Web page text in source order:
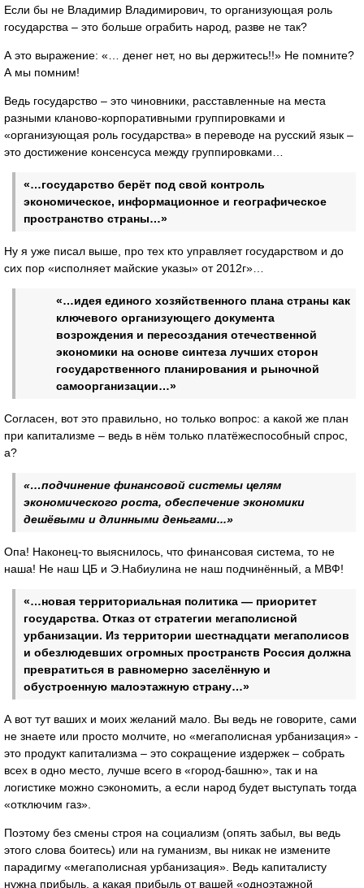
Если бы не Владимир Владимирович, то организующая роль
государства – это больше ограбить народ, разве не так?
А это выражение: «… денег нет, но вы держитесь!!» Не помните?
А мы помним!
Ведь государство – это чиновники, расставленные на места
разными кланово-корпоративными группировками и
«организующая роль государства» в переводе на русский язык –
это достижение консенсуса между группировками…
«…государство берёт под свой контроль
экономическое, информационное и географическое
пространство страны…»
Ну я уже писал выше, про тех кто управляет государством и до
сих пор «исполняет майские указы» от 2012г»…
«…идея единого хозяйственного плана страны как
ключевого организующего документа
возрождения и пересоздания отечественной
экономики на основе синтеза лучших сторон
государственного планирования и рыночной
самоорганизации…»
Согласен, вот это правильно, но только вопрос: а какой же план
при капитализме – ведь в нём только платёжеспособный спрос,
а?
«…подчинение финансовой системы целям
экономического роста, обеспечение экономики
дешёвыми и длинными деньгами...»
Опа! Наконец-то выяснилось, что финансовая система, то не
наша! Не наш ЦБ и Э.Набиулина не наш подчинённый, а МВФ!
«…новая территориальная политика — приоритет
государства. Отказ от стратегии мегаполисной
урбанизации. Из территории шестнадцати мегаполисов
и обезлюдевших огромных пространств Россия должна
превратиться в равномерно заселённую и
обустроенную малоэтажную страну…»
А вот тут ваших и моих желаний мало. Вы ведь не говорите, сами
не знаете или просто молчите, но «мегаполисная урбанизация» -
это продукт капитализма – это сокращение издержек – собрать
всех в одно место, лучше всего в «город-башню», так и на
логистике можно сэкономить, а если народ будет выступать тогда
«отключим газ».
Поэтому без смены строя на социализм (опять забыл, вы ведь
этого слова боитесь) или на гуманизм, вы никак не измените
парадигму «мегаполисная урбанизация». Ведь капиталисту
нужна прибыль, а какая прибыль от вашей «одноэтажной